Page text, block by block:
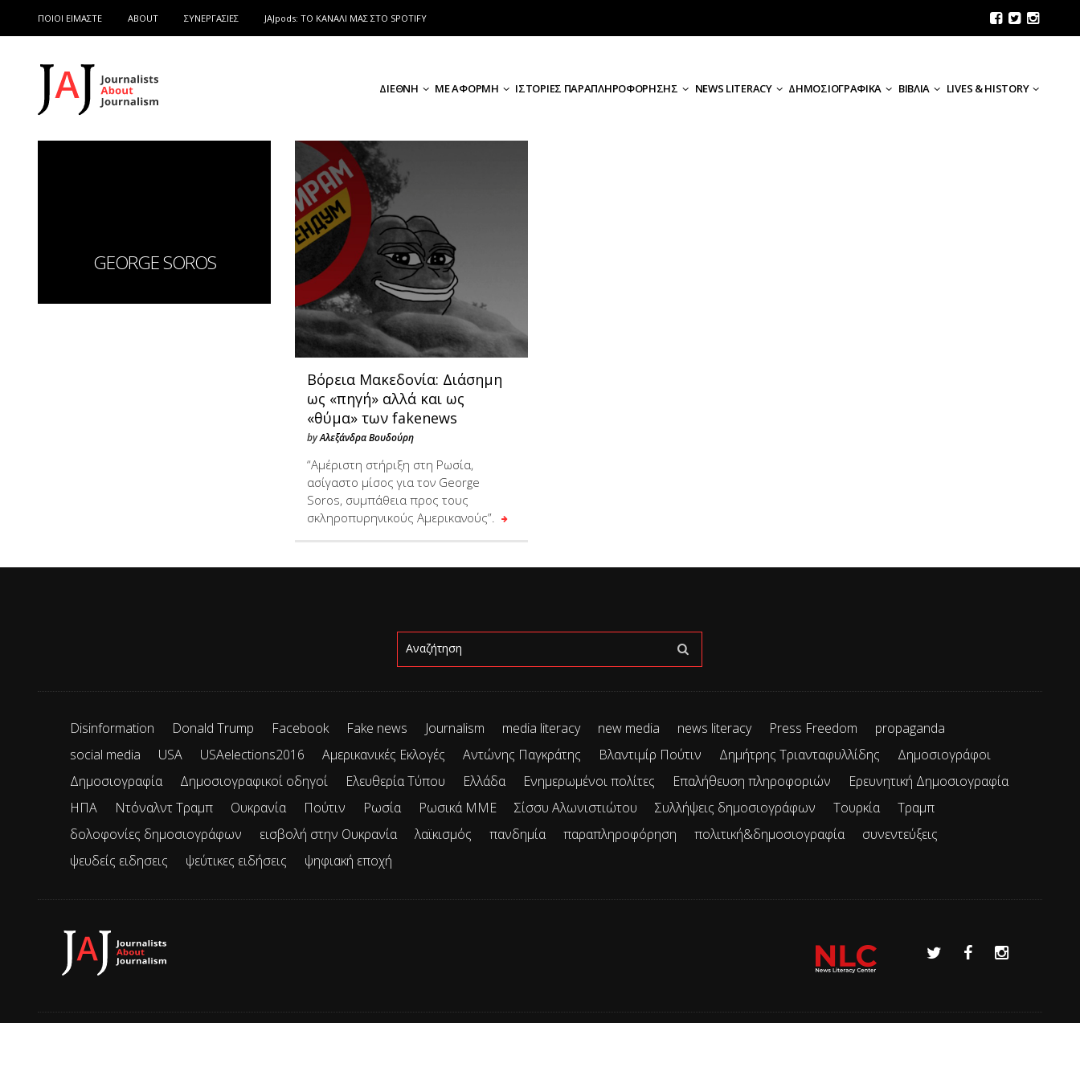
ΠΟΙΟΙ ΕΙΜΑΣΤΕ ABOUT ΣΥΝΕΡΓΑΣΙΕΣ JAJpods: TO ΚΑΝΑΛΙ ΜΑΣ ΣΤΟ SPOTIFY
ΔΙΕΘΝΗ ΜΕ ΑΦΟΡΜΗ ΙΣΤΟΡΙΕΣ ΠΑΡΑΠΛΗΡΟΦΟΡΗΣΗΣ NEWS LITERACY ΔΗΜΟΣΙΟΓΡΑΦΙΚΑ ΒΙΒΛΙΑ LIVES & HISTORY
GEORGE SOROS
Βόρεια Μακεδονία: Διάσημη
ως «πηγή» αλλά και ως
«θύμα» των fakenews
byΑλεξάνδρα Βουδούρη
“Aμέριστη στήριξη στη Ρωσία,
ασίγαστο μίσος για τον George
Soros, συμπάθεια προς τους
σκληροπυρηνικούς Αμερικανούς”.
Disinformation Donald Trump Facebook Fake news Journalism media literacy new media news literacy Press Freedom
propaganda
social media
USA USAelections2016 Αμερικανικές Εκλογές Αντώνης Παγκράτης Βλαντιμίρ Πούτιν Δημήτρης Τριανταφυλλίδης
Δημοσιογράφοι
Δημοσιογραφία
Δημοσιογραφικοί οδηγοί Ελευθερία Τύπου Ελλάδα Ενημερωμένοι πολίτες Επαλήθευση πληροφοριών
Ερευνητική Δημοσιογραφία
ΗΠΑ
Ντόναλντ Τραμπ Ουκρανία Πούτιν Ρωσία Ρωσικά ΜΜΕ Σίσσυ Αλωνιστιώτου Συλλήψεις δημοσιογράφων Τουρκία
Τραμπ
δολοφονίες δημοσιογράφων
εισβολή στην Ουκρανία λαϊκισμός πανδημία παραπληροφόρηση πολιτική&δημοσιογραφία
συνεντεύξεις
ψευδείς ειδησεις
ψεύτικες ειδήσεις ψηφιακή εποχή